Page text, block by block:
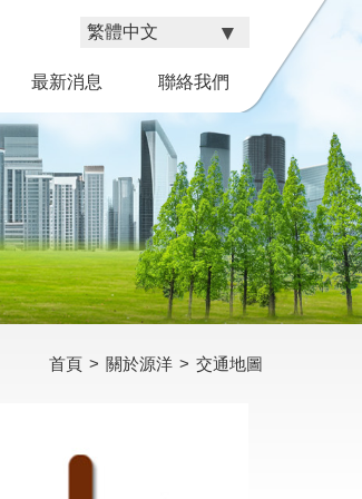
最新消息 聯絡我們
首頁 > 關於源洋 > 交通地圖